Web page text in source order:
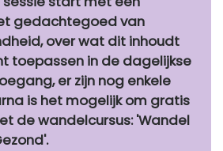
gedachtegoed van
over wat dit inhoudt
toepassen in de dagelijkse
er zijn nog enkele
is het mogelijk om gratis
de wandelcursus: 'Wandel